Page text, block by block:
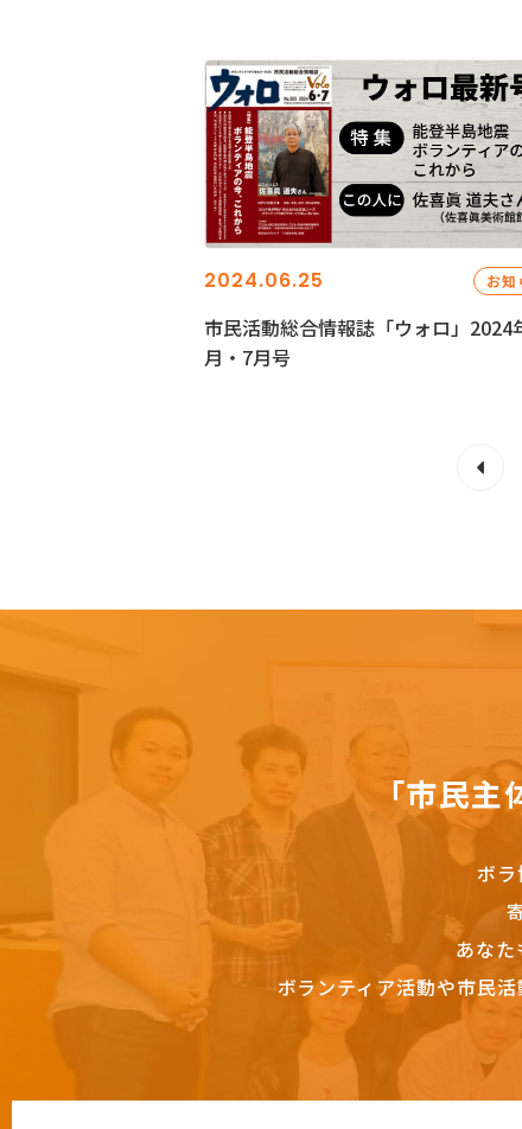
2024.06.25 お知
市民活動総合情報誌「ウォロ」2024
月・7月号
「市民
ボラ
あなた
ボランティア活動や市民